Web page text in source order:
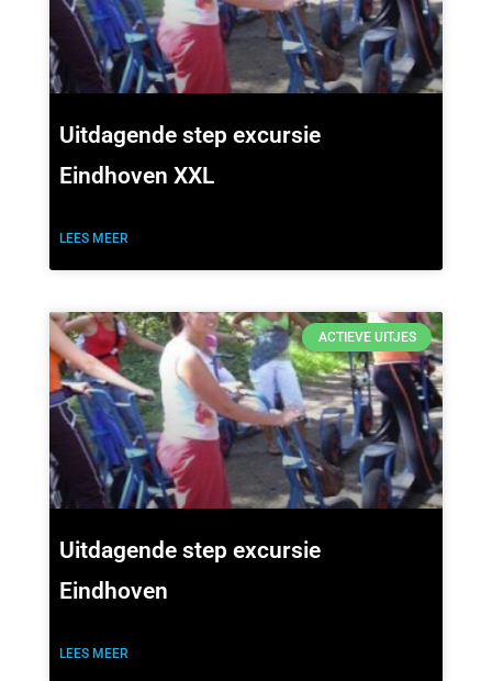
Uitdagende step excursie
Eindhoven XXL
LEES MEER
ACTIEVE UITJES
Uitdagende step excursie
Eindhoven
LEES MEER